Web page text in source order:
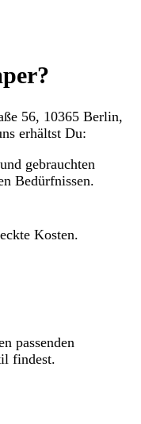
56, 10365 Berlin,
erhältst Du:
gebrauchten
Bedürfnissen.
Kosten.
passenden
findest.